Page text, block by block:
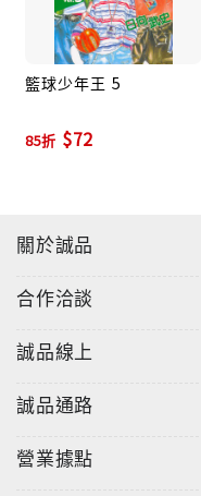
籃球少年王 5
85折 $72
關於誠品
合作洽談
誠品線上
誠品通路
營業據點